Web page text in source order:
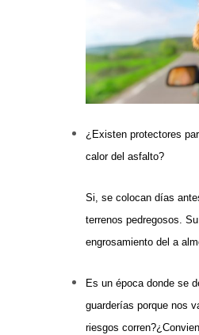
¿Existen protectores
calor del asfalto?
Si, se colocan días
terrenos pedregosos.
engrosamiento del a
Es un época donde se
guarderías porque nos
riesgos